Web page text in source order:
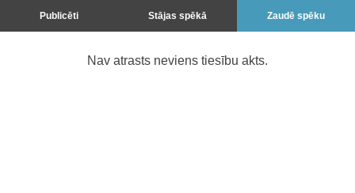
Publicēti Stājas spēkā Zaudē spēku
Nav atrasts neviens tiesību akts.